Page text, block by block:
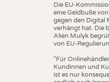
Die EU-
eine Geldbuße
gegen den Digital
verhängt hat. Die
Alien Mulyk
von EU-
"Für
Kundinnen und
ist es nur